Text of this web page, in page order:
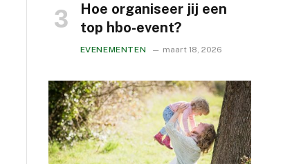
Hoe organiseer jij een
top hbo-event?
EVENEMENTEN maart 18, 2026